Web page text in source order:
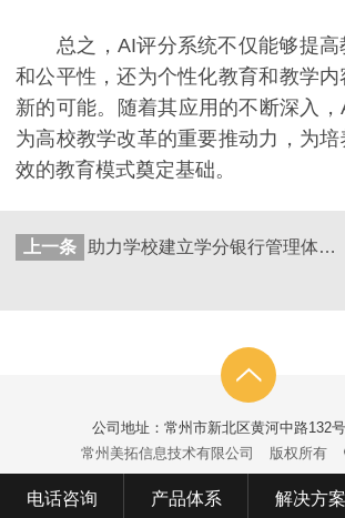
总之，AI评分系统不仅能够提高
和公平性，还为个性化教育和教学内
新的可能。随着其应用的不断深入
为高校教学改革的重要推动力，为
效的教育模式奠定基础。
上一条 助力学校建立学分银行管理体系，大学Ai阅卷系统，支持学分认定和转换
公司地址：常州市新北区黄河中路132
常州美拓信息技术有限公司
版权所有
电话咨询 产品体系 解决方案